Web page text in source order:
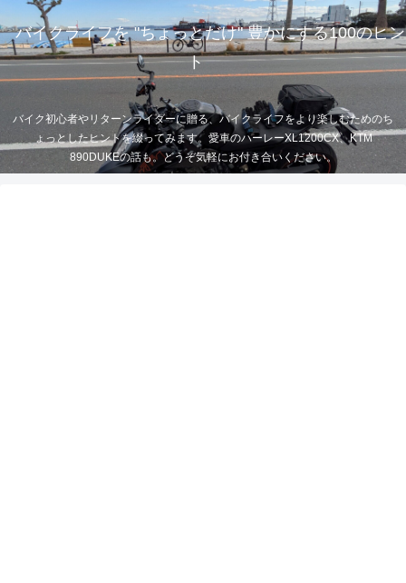
バイクライフを "ちょっとだけ" 豊かにする100のヒン
ト
バイク初心者やリターンライダーに贈る、バイクライフをより楽しむためのち
ょっとしたヒントを綴ってみます。愛車のハーレーXL1200CX、KTM
890DUKEの話も。どうぞ気軽にお付き合いください。